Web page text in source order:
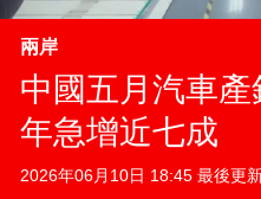
兩岸
中國五月汽車
年急增近七成
2026年06月10日 18:45 最後更